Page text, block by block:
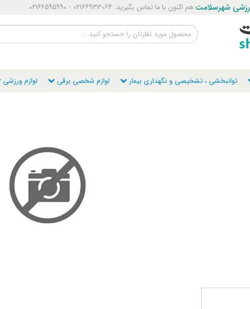
شهرسلامت هم اکنون با ما تماس بگیرید: 02166933064 - 02166595990
توانبخشی ، تشخیصی و نگهداری بیمار لوازم شخصی برقی لوازم ورزشی